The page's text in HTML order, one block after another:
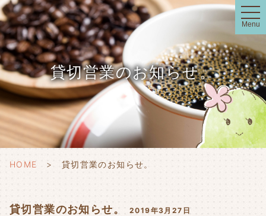
t
o
g
g
l
e
n
a
v
i
g
a
t
i
o
n
Menu
貸切営業のお知らせ。
HOME 貸切営業のお知らせ。
貸切営業のお知らせ。 2019年3月27日